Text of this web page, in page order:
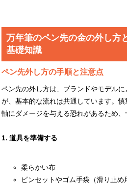
万年筆のペン先の金の外し方
基礎知識
ペン先外し方の手順と注意点
ペン先の外し方は、ブランドやモデル
が、基本的な流れは共通しています。
軸にダメージを与える恐れがあるため、
1. 道具を準備する
柔らかい布
ピンセットやゴム手袋（滑り止め